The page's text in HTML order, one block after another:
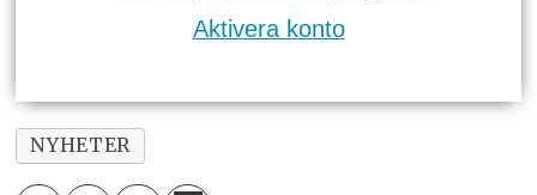
Aktivera konto
NYHETER